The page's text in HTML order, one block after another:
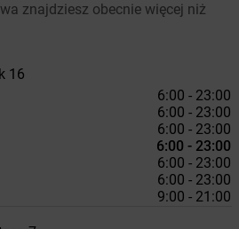
znajdziesz obecnie więcej niż
16
6:00 - 23:00
6:00 - 23:00
6:00 - 23:00
6:00 - 23:00
6:00 - 23:00
6:00 - 23:00
9:00 - 21:00